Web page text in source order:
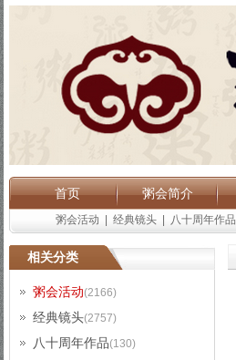
首页 粥会简介
粥会活动 经典镜头 八十周年作品
相关分类
粥会活动(2166)
经典镜头(2757)
八十周年作品(130)